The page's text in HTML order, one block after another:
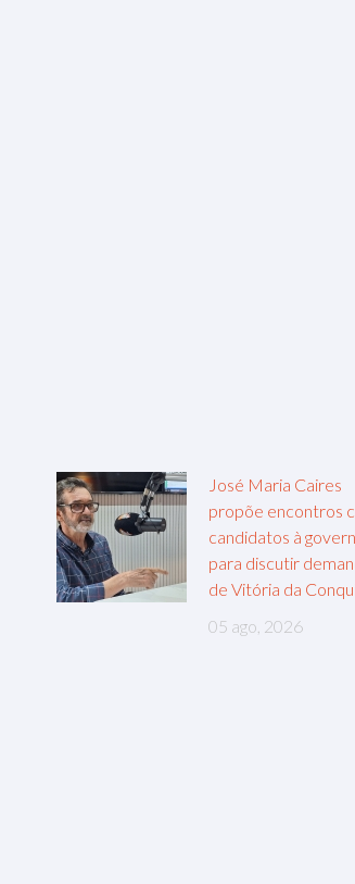
José Maria Caires
propõe encontros
candidatos à
para discutir
de Vitória da
05 ago, 2026